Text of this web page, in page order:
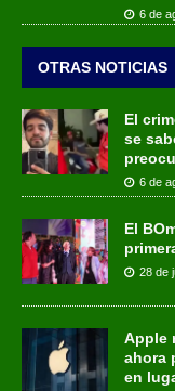
6 de
OTRAS NOTICIAS
El
se
6 de
El
28 de
Apple
ahora
en